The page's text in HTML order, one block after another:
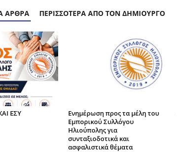
ΑΡΘΡΑ ΠΕΡΙΣΣΟΤΕΡΑ ΑΠΟ ΤΟΝ ΔΗΜΙΟΥΡΓΟ
ΕΣΥ
Ενημέρωση προς τα μέλη του
Εμπορικού Συλλόγου
Ηλιούπολης για
συνταξιοδοτικά και
ασφαλιστικά θέματα